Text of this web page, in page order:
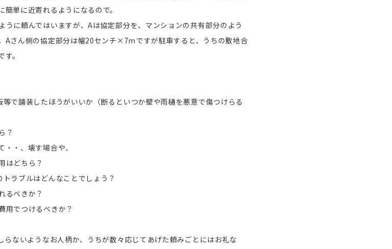
単に近寄れるようになるので。
うに頼んではいますが、Aは協定部分を、マンションの共有部分のよう
Aさん側の協定部分は幅20センチ×7ｍですが駐車すると、うちの敷地合
。
で舗装したほうがいいか（断るといつか壁や雨樋を悪意で傷つけらる
？
・、壊す場合や、
はどちら？
ラブルはどんなことでしょう？
るべきか？
用でつけるべきか？
ないようなお人柄か、うちが数々応じてあげた頼みごとにはお礼な